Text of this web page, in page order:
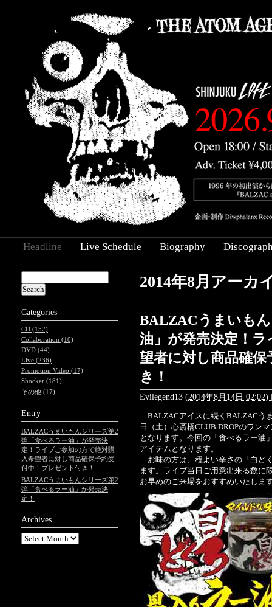
Headline Live Schedule Biography
2014年8月アーカ
BALZACうまいも
油」が発売決定！
望者に対し商品確
き！
Evilegend13 (2014年8月14日 02:02) |
BALZACアイスに続くBALZACう
日（土）心斎橋CLUB DROPのワン
となります。今回の「食べるラー油
アイテムとなります。
お味の方は、程よい辛さの「白ど
ます。ライブ当日ご用意出来る数に
お早めのご来場をおすすめいたしま
Categories
CD (152)
Collaboration (10)
DVD (44)
Live (236)
Promotion Video (17)
Shocker (181)
その他 (17)
Entry
BALZACうまいもんシリーズ第2
弾「食べるラー油」が発売決
定！ライブご参加の方で絶対購
入希望者に対し商品確保予約受
付中！プレゼント付き！
BALZACうまいもんシリーズ第2
弾「食べるラー油」が発売決
定！
Archives